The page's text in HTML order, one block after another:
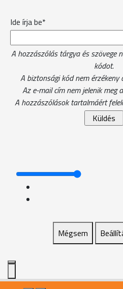
Ide írja be*
A hozzászólás tárgya és szövege
kódot.
A biztonsági kód nem érzékeny
Az e-mail cím nem jelenik meg
A hozzászólások tartalmáért
Mégsem